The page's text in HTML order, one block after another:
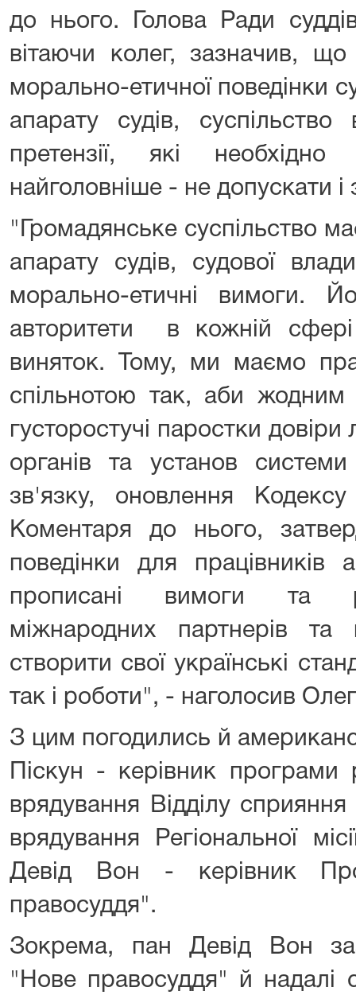
до нього. Голова Ради
вітаючи колег, зазначив,
морально-етичної поведінки
апарату судів, суспільство
претензії, які
найголовніше - не допускати і
"Громадянське суспільство
апарату судів, судової
морально-етичні вимоги.
авторитети в кожній
виняток. Тому, ми маємо
спільнотою так, аби жодним
густоростучі паростки
органів та установ
зв'язку, оновлення Кодексу
Коментаря до нього,
поведінки для працівників
прописані вимоги та
міжнародних партнерів та
створити свої українські
так і роботи", - наголосив
З цим погодились й
Піскун - керівник програми
врядування Відділу сприяння
врядування Регіональної
Девід Вон - керівник
правосуддя".
Зокрема, пан Девід Вон
"Нове правосуддя" й надалі